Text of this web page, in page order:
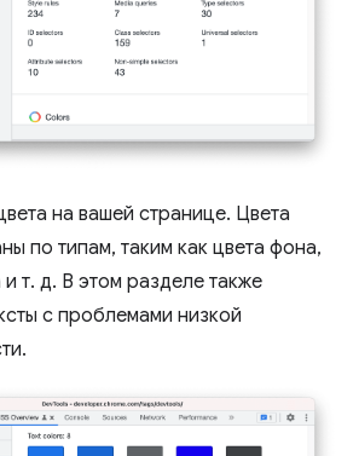
на вашей странице. Цвета
по типам, таким как цвета фона,
и т. д. В этом разделе также
с проблемами низкой